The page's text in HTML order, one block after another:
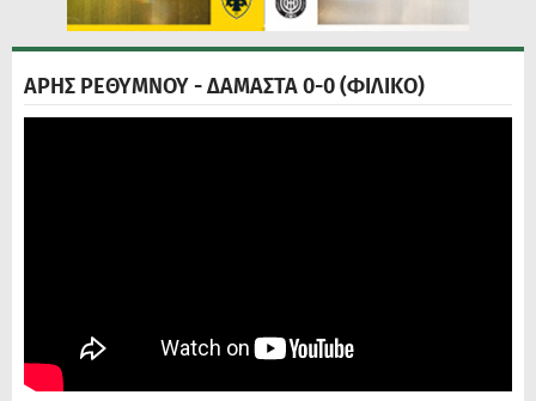
ΑΡΗΣ ΡΕΘΥΜΝΟΥ - ΔΑΜΑΣΤΑ 0-0 (ΦΙΛΙΚΟ)